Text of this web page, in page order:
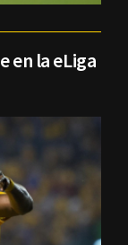
en la eLiga